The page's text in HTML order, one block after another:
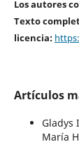
Los autores
Texto
licencia:
Artículos
Gladys
María